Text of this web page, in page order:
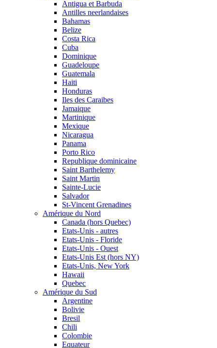
Antigua et Barbuda
Antilles neerlandaises
Bahamas
Belize
Costa Rica
Cuba
Dominique
Guadeloupe
Guatemala
Haiti
Honduras
Iles des Caraibes
Jamaique
Martinique
Mexique
Nicaragua
Panama
Porto Rico
Republique dominicaine
Saint Barthelemy
Saint Martin
Sainte-Lucie
Salvador
St-Vincent Grenadines
Amérique du Nord
Canada (hors Quebec)
Etats-Unis - autres
Etats-Unis - Floride
Etats-Unis - Ouest
Etats-Unis Est (hors NY)
Etats-Unis, New York
Hawaii
Quebec
Amérique du Sud
Argentine
Bolivie
Bresil
Chili
Colombie
Equateur